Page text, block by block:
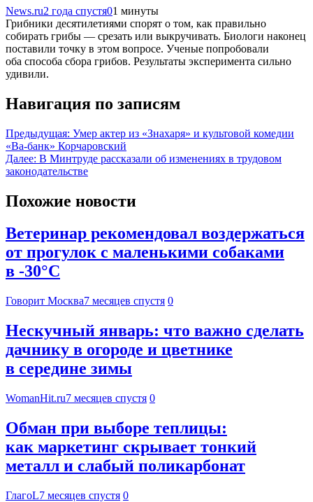
News.ru2 года спустя01 минуты
Грибники десятилетиями спорят о том, как правильно
собирать грибы — срезать или выкручивать. Биологи наконец
поставили точку в этом вопросе. Ученые попробовали
оба способа сбора грибов. Результаты эксперимента сильно
удивили.
Навигация по записям
Предыдущая: Умер актер из «Знахаря» и культовой комедии
«Ва-банк» Корчаровский
Далее: В Минтруде рассказали об изменениях в трудовом
законодательстве
Похожие новости
Ветеринар рекомендовал воздержаться
от прогулок с маленькими собаками
в -30°C
Говорит Москва7 месяцев спустя 0
Нескучный январь: что важно сделать
дачнику в огороде и цветнике
в середине зимы
WomanHit.ru7 месяцев спустя 0
Обман при выборе теплицы:
как маркетинг скрывает тонкий
металл и слабый поликарбонат
ГлагоL7 месяцев спустя 0